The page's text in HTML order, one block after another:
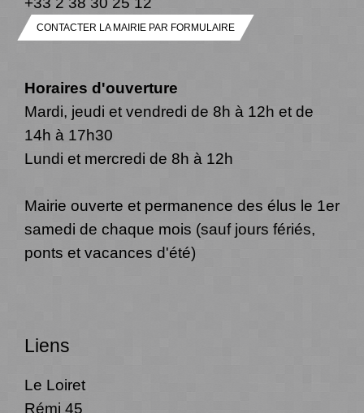
CONTACTER LA MAIRIE PAR FORMULAIRE
Horaires d'ouverture
Mardi, jeudi et vendredi de 8h à 12h et de
14h à 17h30
Lundi et mercredi de 8h à 12h
Mairie ouverte et permanence des élus le 1er
samedi de chaque mois (sauf jours fériés,
ponts et vacances d'été)
Liens
Le Loiret
Rémi 45